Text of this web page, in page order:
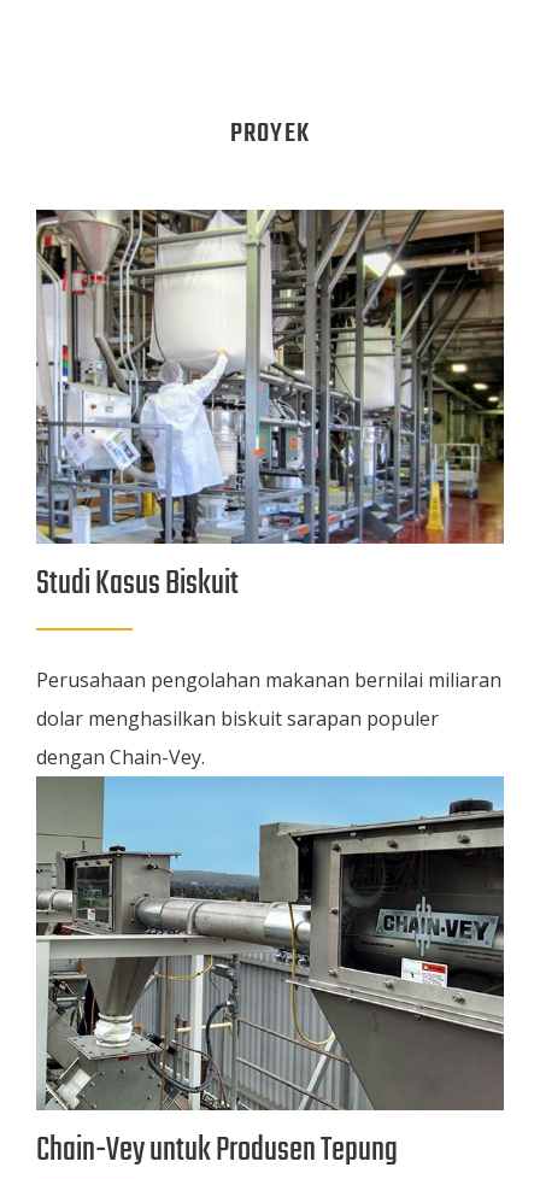
PROYEK
Studi Kasus Biskuit
Perusahaan pengolahan makanan bernilai miliaran
dolar menghasilkan biskuit sarapan populer
dengan Chain-Vey.
Chain-Vey untuk Produsen Tepung